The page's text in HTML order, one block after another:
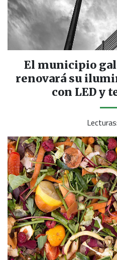
El municipio
renovará su
con LED y
Lecturas: